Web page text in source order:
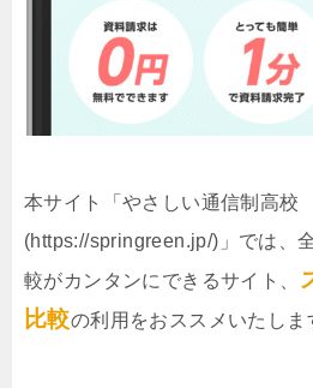
本サイト「やさしい通信制高校
(https://springreen.jp/)」では、
較がカンタンにできるサイト、
比較の利用をおススメいたしま